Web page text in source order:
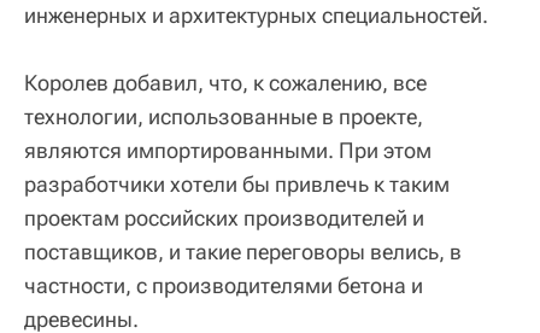
инженерных и архитектурных специальностей.
Королев добавил, что, к сожалению, все
технологии, использованные в проекте,
являются импортированными. При этом
разработчики хотели бы привлечь к таким
проектам российских производителей и
поставщиков, и такие переговоры велись, в
частности, с производителями бетона и
древесины.